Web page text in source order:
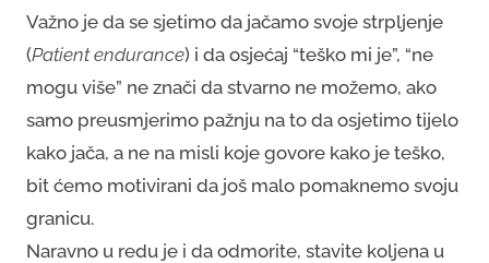
Važno je da se sjetimo da jačamo svoje strpljenje
(Patient endurance) i da osjećaj “teško mi je”, “ne
mogu više” ne znači da stvarno ne možemo, ako
samo preusmjerimo pažnju na to da osjetimo tijelo
kako jača, a ne na misli koje govore kako je teško,
bit ćemo motivirani da još malo pomaknemo svoju
granicu.
Naravno u redu je i da odmorite, stavite koljena u